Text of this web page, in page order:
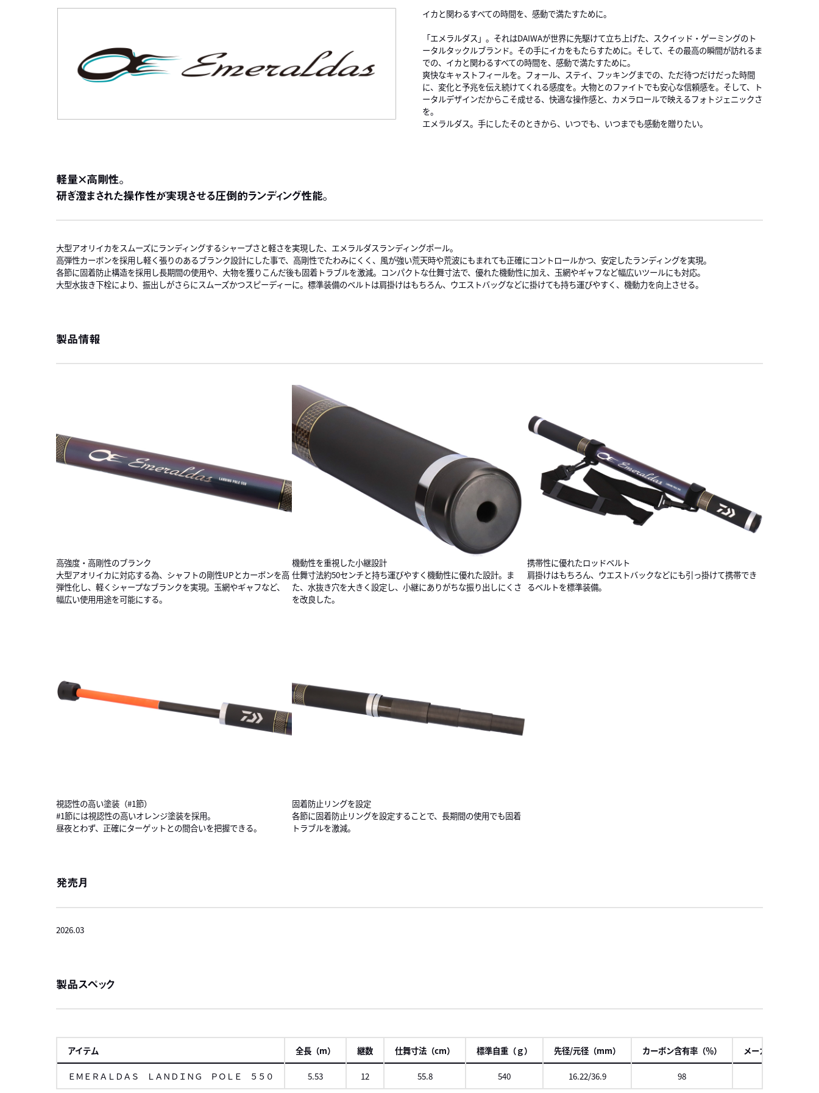
イカと関わるすべての時間を、感動で満たすために。
「エメラルダス」。それはDAIWAが世界に先駆けて立ち上げた、スクイッド・ゲーミングのト
ータルタックルブランド。その手にイカをもたらすために。そして、その最高の瞬間が訪れるま
での、イカと関わるすべての時間を、感動で満たすために。
爽快なキャストフィールを。フォール、ステイ、フッキングまでの、ただ待つだけだった時間
に、変化と予兆を伝え続けてくれる感度を。大物とのファイトでも安心な信頼感を。そして、ト
ータルデザインだからこそ成せる、快適な操作感と、カメラロールで映えるフォトジェニックさ
を。
エメラルダス。手にしたそのときから、いつでも、いつまでも感動を贈りたい。
軽量×高剛性。
研ぎ澄まされた操作性が実現させる圧倒的ランディング性能。
大型アオリイカをスムーズにランディングするシャープさと軽さを実現した、エメラルダスランディングポール。
高弾性カーボンを採用し軽く張りのあるブランク設計にした事で、高剛性でたわみにくく、風が強い荒天時や荒波にもまれても正確にコントロールかつ、安定したランディングを実現。
各節に固着防止構造を採用し長期間の使用や、大物を獲りこんだ後も固着トラブルを激減。コンパクトな仕舞寸法で、優れた機動性に加え、玉網やギャフなど幅広いツールにも対応。
大型水抜き下栓により、振出しがさらにスムーズかつスピーディーに。標準装備のベルトは肩掛けはもちろん、ウエストバッグなどに掛けても持ち運びやすく、機動力を向上させる。
製品情報
高強度・高剛性のブランク
大型アオリイカに対応する為、シャフトの剛性UPとカーボンを高
弾性化し、軽くシャープなブランクを実現。玉網やギャフなど、
幅広い使用用途を可能にする。
機動性を重視した小継設計
仕舞寸法約50センチと持ち運びやすく機動性に優れた設計。ま
た、水抜き穴を大きく設定し、小継にありがちな振り出しにくさ
を改良した。
携帯性に優れたロッドベルト
肩掛けはもちろん、ウエストバックなどにも引っ掛けて携帯でき
るベルトを標準装備。
視認性の高い塗装（#1節）
#1節には視認性の高いオレンジ塗装を採用。
昼夜とわず、正確にターゲットとの間合いを把握できる。
固着防止リングを設定
各節に固着防止リングを設定することで、長期間の使用でも固着
トラブルを激減。
発売月
2026.03
製品スペック
アイテム 全長（m） 継数 仕舞寸法（cm） 標準自重（ｇ） 先径/元径（mm） カーボン含有率（％） メーカー希望本体価
ＥＭＥＲＡＬＤＡＳ ＬＡＮＤＩＮＧ ＰＯＬＥ ５５０ 5.53 12 55.8 540 16.22/36.9 98